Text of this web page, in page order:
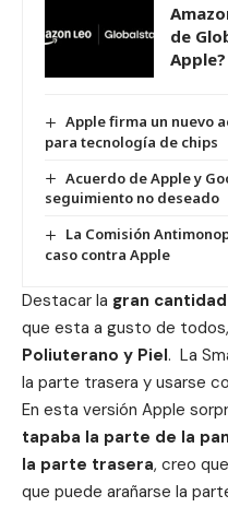
de
Apple?
Apple firma un nuevo
para tecnología de chips
Acuerdo de Apple y
seguimiento no deseado
La Comisión
caso contra Apple
Destacar la gran
que esta a gusto de
Poliuterano y Piel. La
la parte trasera y usarse
En esta versión Apple
tapaba la parte de la
la parte trasera, creo
que puede arañarse la